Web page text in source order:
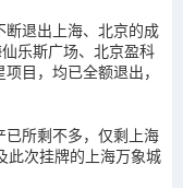
退出上海、北京的成
乐斯广场、北京盈科
目，均已全额退出，
所剩不多，仅剩上海
此次挂牌的上海万象城